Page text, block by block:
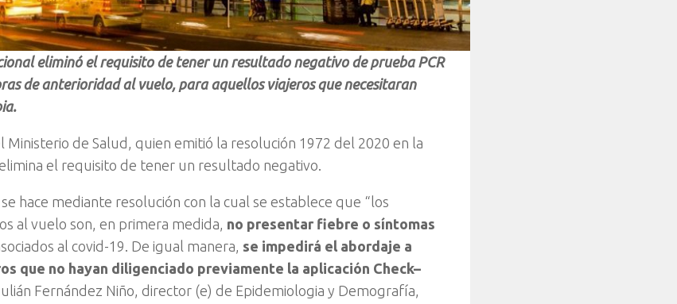
eliminó el requisito de tener un resultado negativo de prueba PCR
de anterioridad al vuelo, para aquellos viajeros que necesitaran
Ministerio de Salud, quien emitió la resolución 1972 del 2020 en la
el requisito de tener un resultado negativo.
hace mediante resolución con la cual se establece que “los
al vuelo son, en primera medida, no presentar fiebre o síntomas
al covid-19. De igual manera, se impedirá el abordaje a
que no hayan diligenciado previamente la aplicación Check–
Fernández Niño, director (e) de Epidemiologia y Demografía,